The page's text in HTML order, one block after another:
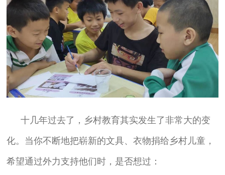
十几年过去了，乡村教育其实发生了非常大的变
化。当你不断地把崭新的文具、衣物捐给乡村儿童，
希望通过外力支持他们时，是否想过：